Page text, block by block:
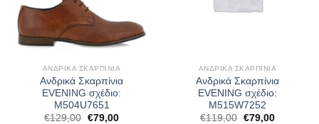
ΑΝΔΡΙΚΆ ΣΚΑΡΠΊΝΙΑ
Ανδρικά Σκαρπίνια
EVENING σχέδιο:
M504U7651
€129,00 Original
€79,00Η
ΑΝΔΡΙΚΆ ΣΚΑΡΠΊΝΙΑ
Ανδρικά Σκαρπίνια
EVENING σχέδιο:
M515W7252
€119,00 Original
€79,00Η